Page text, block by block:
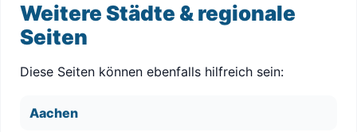
Weitere Städte & regionale
Seiten
Diese Seiten können ebenfalls hilfreich sein:
Aachen